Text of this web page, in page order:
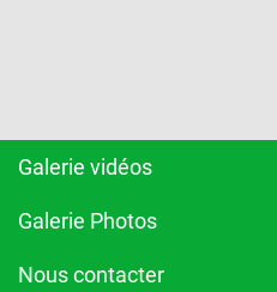
Galerie vidéos
Galerie Photos
Nous contacter